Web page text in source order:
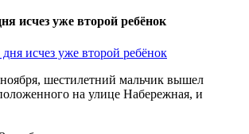
исчез уже второй ребёнок
шестилетний мальчик вышел
на улице Набережная, и